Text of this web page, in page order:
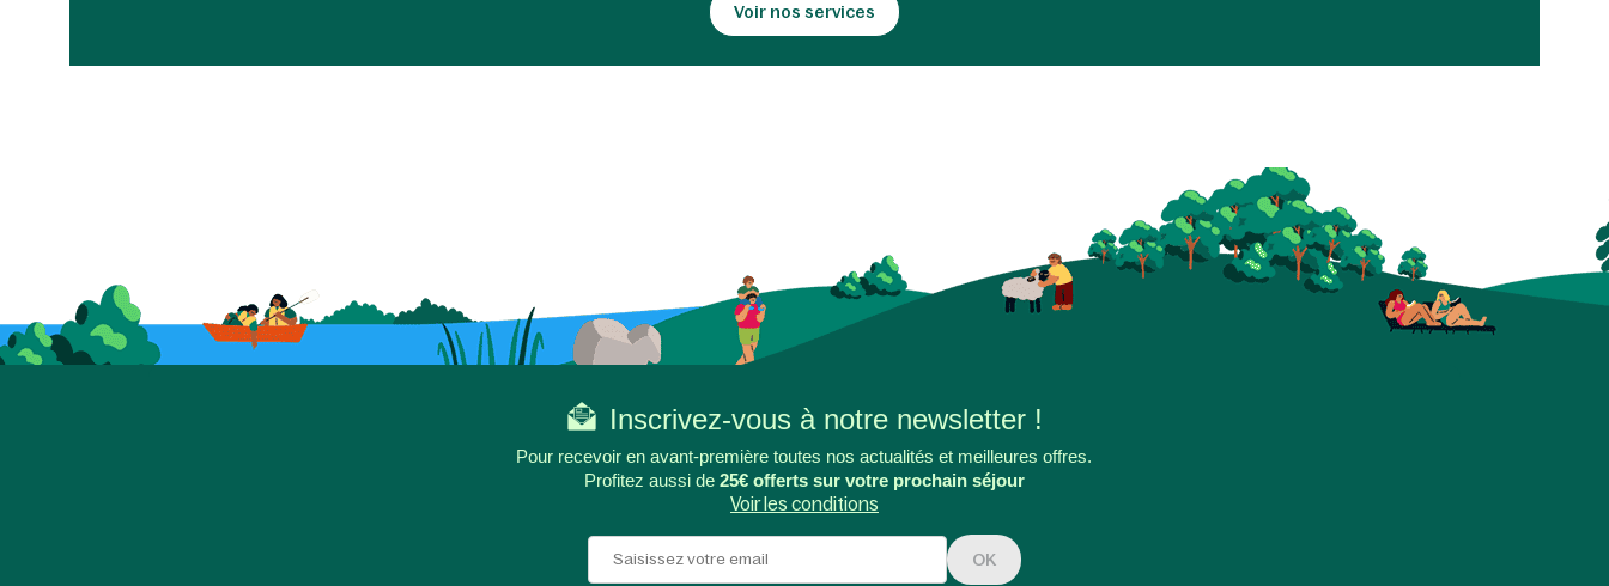
Voir nos services
Inscrivez-vous à notre newsletter !
Pour recevoir en avant-première toutes nos actualités et meilleures offres.
Profitez aussi de 25€ offerts sur votre prochain séjour
Voir les conditions
OK